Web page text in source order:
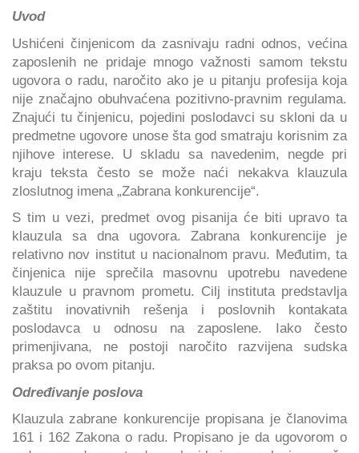
Uvod
Ushićeni činjenicom da zasnivaju radni odnos, većina
zaposlenih ne pridaje mnogo važnosti samom tekstu
ugovora o radu, naročito ako je u pitanju profesija koja
nije značajno obuhvaćena pozitivno-pravnim regulama.
Znajući tu činjenicu, pojedini poslodavci su skloni da u
predmetne ugovore unose šta god smatraju korisnim za
njihove interese. U skladu sa navedenim, negde pri
kraju teksta često se može naći nekakva klauzula
zloslutnog imena „Zabrana konkurencije“.
S tim u vezi, predmet ovog pisanija će biti upravo ta
klauzula sa dna ugovora. Zabrana konkurencije je
relativno nov institut u nacionalnom pravu. Međutim, ta
činjenica nije sprečila masovnu upotrebu navedene
klauzule u pravnom prometu. Cilj instituta predstavlja
zaštitu inovativnih rešenja i poslovnih kontakata
poslodavca u odnosu na zaposlene. Iako često
primenjivana, ne postoji naročito razvijena sudska
praksa po ovom pitanju.
Određivanje poslova
Klauzula zabrane konkurencije propisana je članovima
161 i 162 Zakona o radu. Propisano je da ugovorom o